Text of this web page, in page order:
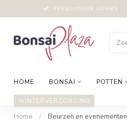
PERSOONLIJK ADVIES
HOME BONSAI POTTEN
WINTERVERZORGING
Home / Beurzen en evenementen